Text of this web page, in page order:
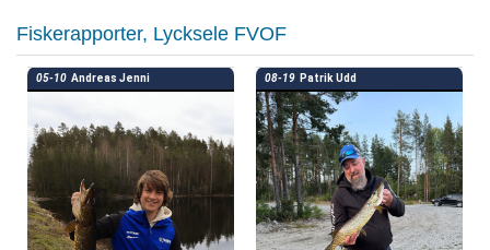
Fiskerapporter, Lycksele FVOF
05-10 Andreas Jenni 08-19 Patrik Udd